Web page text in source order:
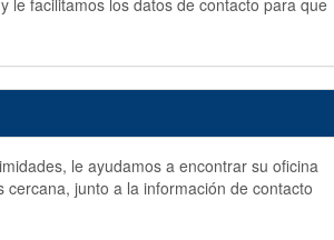
le ayudamos a encontrar su oficina
cercana, junto a la información de contacto